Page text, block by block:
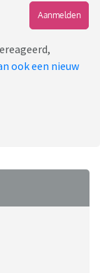
Aanmelden
ook een nieuw